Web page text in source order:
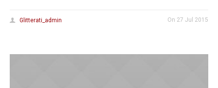
On 27 Jul 2015
Glitterati_admin